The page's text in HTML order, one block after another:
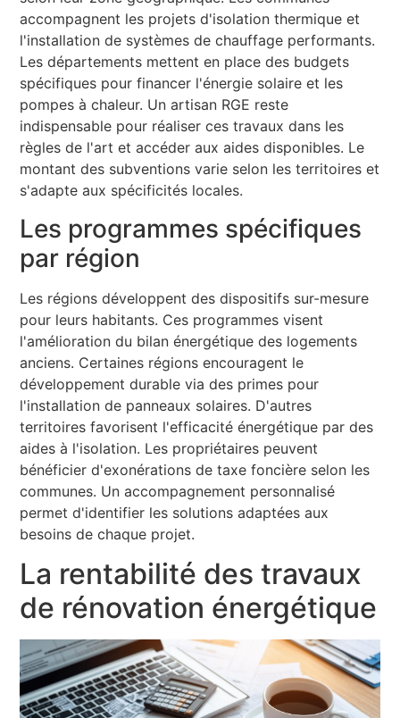
accompagnent les projets d'isolation thermique et
l'installation de systèmes de chauffage performants.
Les départements mettent en place des budgets
spécifiques pour financer l'énergie solaire et les
pompes à chaleur. Un artisan RGE reste
indispensable pour réaliser ces travaux dans les
règles de l'art et accéder aux aides disponibles. Le
montant des subventions varie selon les territoires et
s'adapte aux spécificités locales.
Les programmes spécifiques
par région
Les régions développent des dispositifs sur-mesure
pour leurs habitants. Ces programmes visent
l'amélioration du bilan énergétique des logements
anciens. Certaines régions encouragent le
développement durable via des primes pour
l'installation de panneaux solaires. D'autres
territoires favorisent l'efficacité énergétique par des
aides à l'isolation. Les propriétaires peuvent
bénéficier d'exonérations de taxe foncière selon les
communes. Un accompagnement personnalisé
permet d'identifier les solutions adaptées aux
besoins de chaque projet.
La rentabilité des travaux
de rénovation énergétique